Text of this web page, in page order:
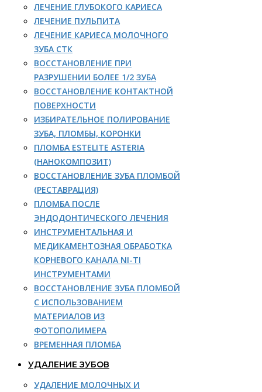
ЛЕЧЕНИЕ ГЛУБОКОГО КАРИЕСА
ЛЕЧЕНИЕ ПУЛЬПИТА
ЛЕЧЕНИЕ КАРИЕСА МОЛОЧНОГО
ЗУБА СТК
ВОССТАНОВЛЕНИЕ ПРИ
РАЗРУШЕНИИ БОЛЕЕ 1/2 ЗУБА
ВОССТАНОВЛЕНИЕ КОНТАКТНОЙ
ПОВЕРХНОСТИ
ИЗБИРАТЕЛЬНОЕ ПОЛИРОВАНИЕ
ЗУБА, ПЛОМБЫ, КОРОНКИ
ПЛОМБА ESTELITE ASTERIA
(НАНОКОМПОЗИТ)
ВОССТАНОВЛЕНИЕ ЗУБА ПЛОМБОЙ
(РЕСТАВРАЦИЯ)
ПЛОМБА ПОСЛЕ
ЭНДОДОНТИЧЕСКОГО ЛЕЧЕНИЯ
ИНСТРУМЕНТАЛЬНАЯ И
МЕДИКАМЕНТОЗНАЯ ОБРАБОТКА
КОРНЕВОГО КАНАЛА NI-TI
ИНСТРУМЕНТАМИ
ВОССТАНОВЛЕНИЕ ЗУБА ПЛОМБОЙ
С ИСПОЛЬЗОВАНИЕМ
МАТЕРИАЛОВ ИЗ
ФОТОПОЛИМЕРА
ВРЕМЕННАЯ ПЛОМБА
УДАЛЕНИЕ ЗУБОВ
УДАЛЕНИЕ МОЛОЧНЫХ И